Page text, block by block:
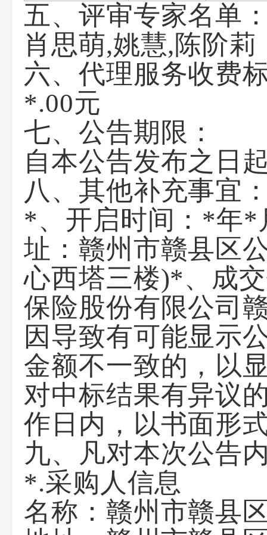
五、评审专家名单
肖思萌,姚慧,陈阶莉
六、代理服务收费
*.00元
七、公告期限：
自本公告发布之日
八、其他补充事宜
*、开启时间：*年*
址：赣州市赣县区
心西塔三楼)*、成
保险股份有限公司
因导致有可能显示
金额不一致的，以
对中标结果有异议
作日内，以书面形
九、凡对本次公告
*.采购人信息
名称： 赣州市赣县